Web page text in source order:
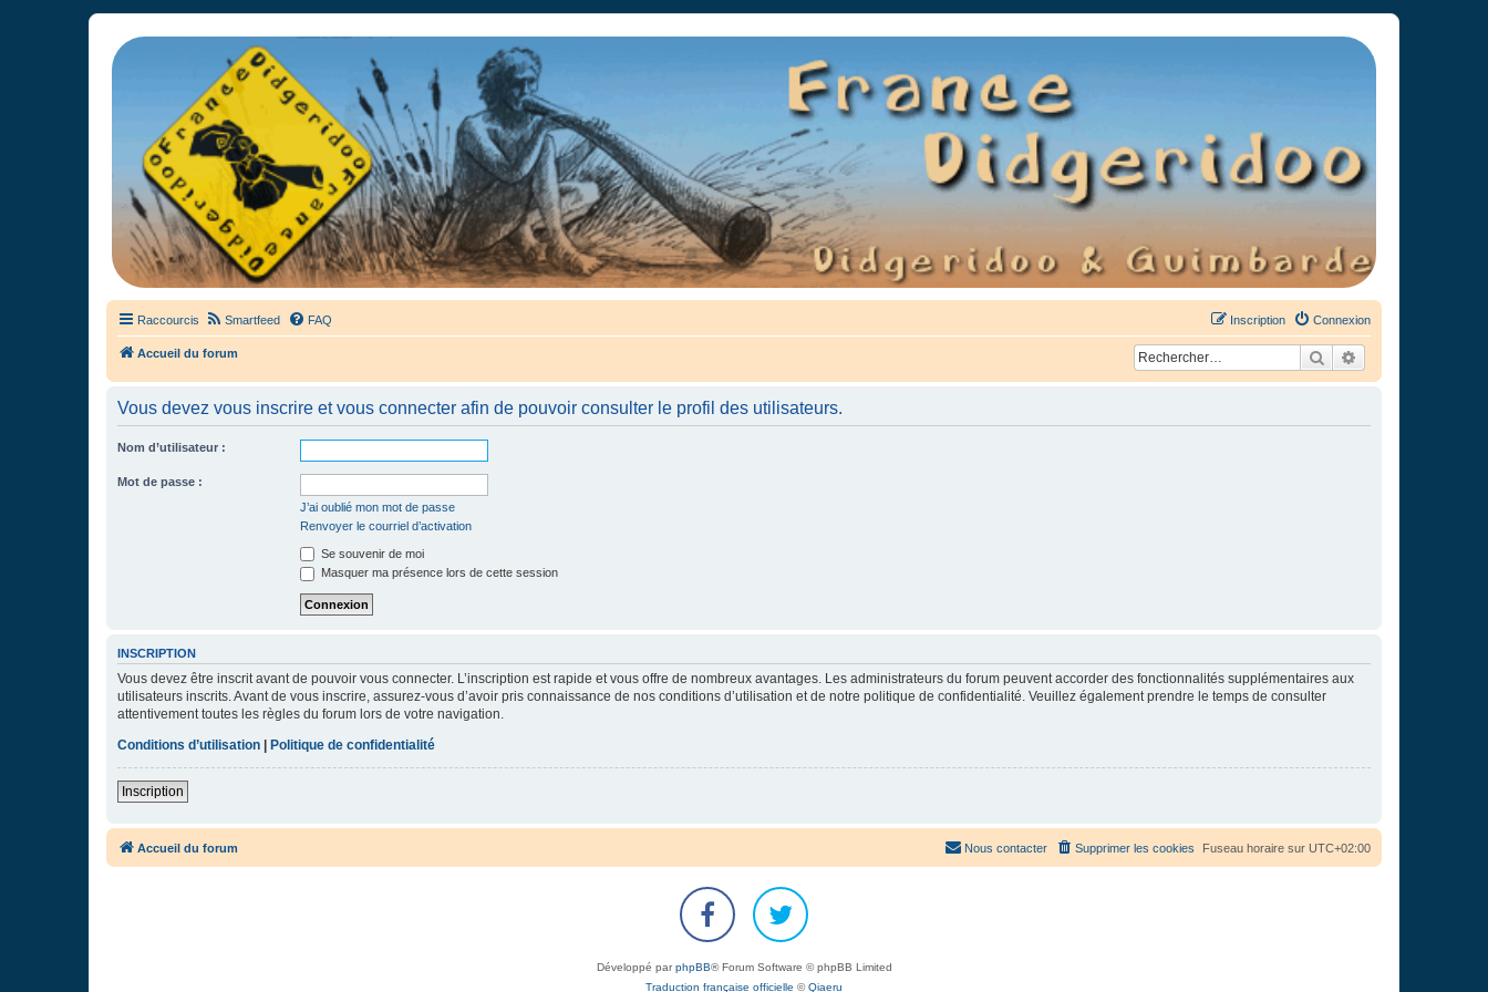
France Didgeridoo
Didgeridoo et Guimbarde sur France Didgeridoo - retrouvez la communauté.
Raccourcis Smartfeed FAQ Connexion
Inscription
Accueil du forum Rechercher
Vous devez vous inscrire et vous connecter afin de pouvoir consulter le profil des utilisateurs.
Nom d’utilisateur :
Mot de passe :
J’ai oublié mon mot de passe
Renvoyer le courriel d’activation
Se souvenir de moi
Masquer ma présence lors de cette session
INSCRIPTION
Vous devez être inscrit avant de pouvoir vous connecter. L’inscription est rapide et vous offre de nombreux avantages. Les administrateurs du forum peuvent accorder des fonctionnalités supplémentaires aux
utilisateurs inscrits. Avant de vous inscrire, assurez-vous d’avoir pris connaissance de nos conditions d’utilisation et de notre politique de confidentialité. Veuillez également prendre le temps de consulter
attentivement toutes les règles du forum lors de votre navigation.
Conditions d’utilisation
Politique de confidentialité
Inscription
Accueil du forum Fuseau horaire sur UTC+02:00
Supprimer les cookies
Nous contacter
Développé parphpBB® Forum Software © phpBB Limited
Traduction française officielle ©Qiaeru